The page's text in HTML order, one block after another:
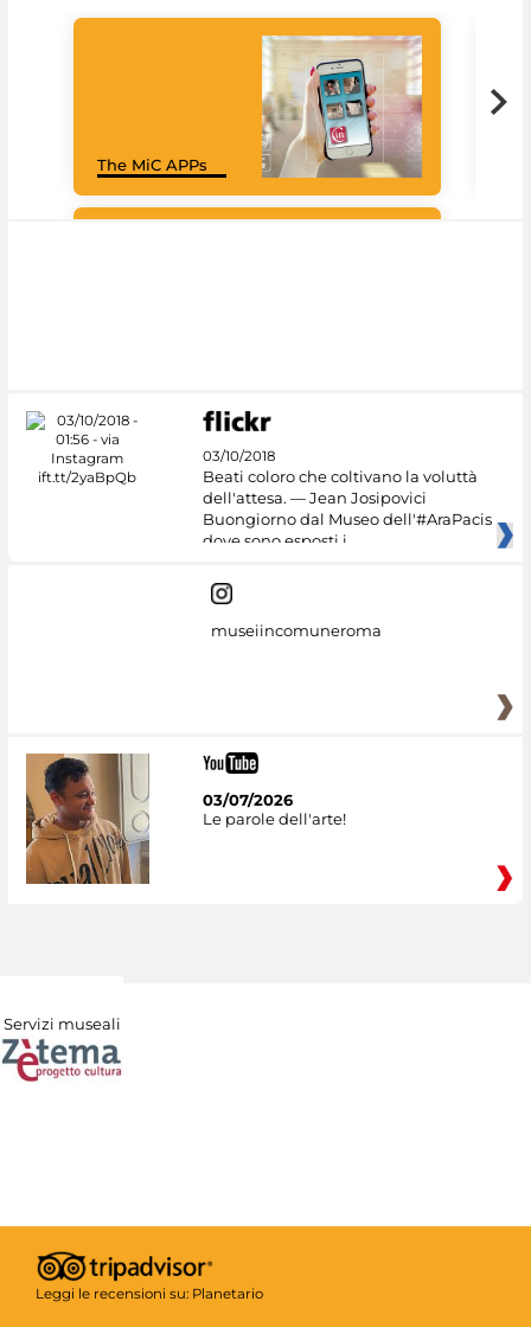
The MiC APPs
03/10/2018
Beati coloro che coltivano la voluttà
dell'attesa. — Jean Josipovici
Buongiorno dal Museo dell'#AraPacis
dove sono esposti i
museiincomuneroma
03/07/2026
Le parole dell'arte!
Servizi museali
Leggi le recensioni su: Planetario